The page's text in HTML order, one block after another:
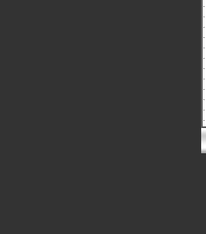
·
·
·
·
·
·
·
·
·
·
·
·